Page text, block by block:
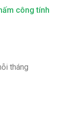
công tính
tháng